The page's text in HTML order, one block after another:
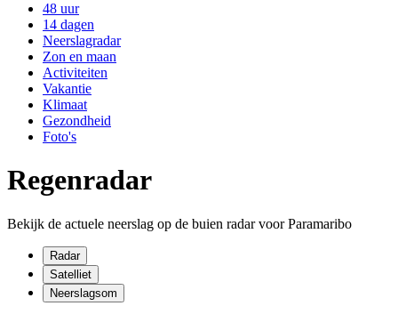
48 uur
14 dagen
Neerslagradar
Zon en maan
Activiteiten
Vakantie
Klimaat
Gezondheid
Foto's
Regenradar
Bekijk de actuele neerslag op de buien radar voor Paramaribo
Radar
Satelliet
Neerslagsom